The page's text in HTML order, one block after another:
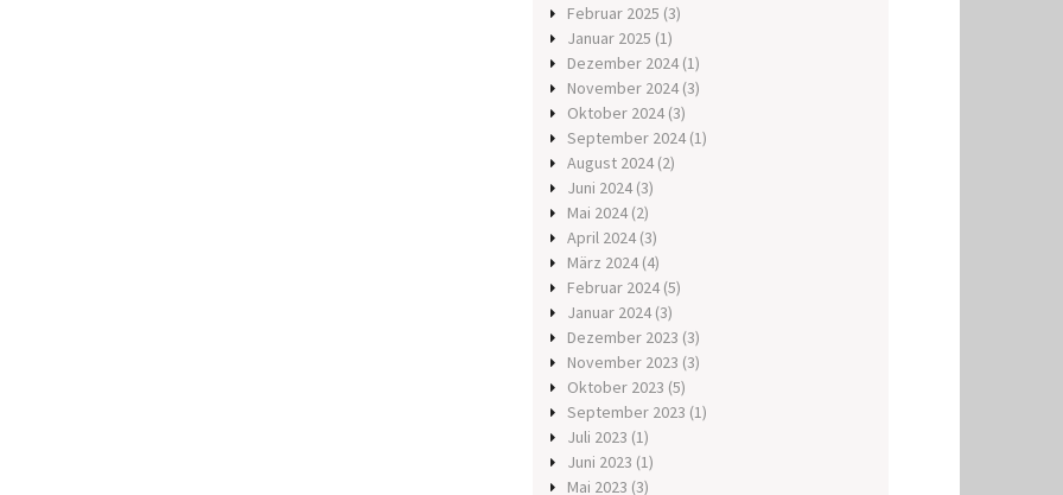
Februar 2025 (3)
Januar 2025 (1)
Dezember 2024 (1)
November 2024 (3)
Oktober 2024 (3)
September 2024 (1)
August 2024 (2)
Juni 2024 (3)
Mai 2024 (2)
April 2024 (3)
März 2024 (4)
Februar 2024 (5)
Januar 2024 (3)
Dezember 2023 (3)
November 2023 (3)
Oktober 2023 (5)
September 2023 (1)
Juli 2023 (1)
Juni 2023 (1)
Mai 2023 (3)